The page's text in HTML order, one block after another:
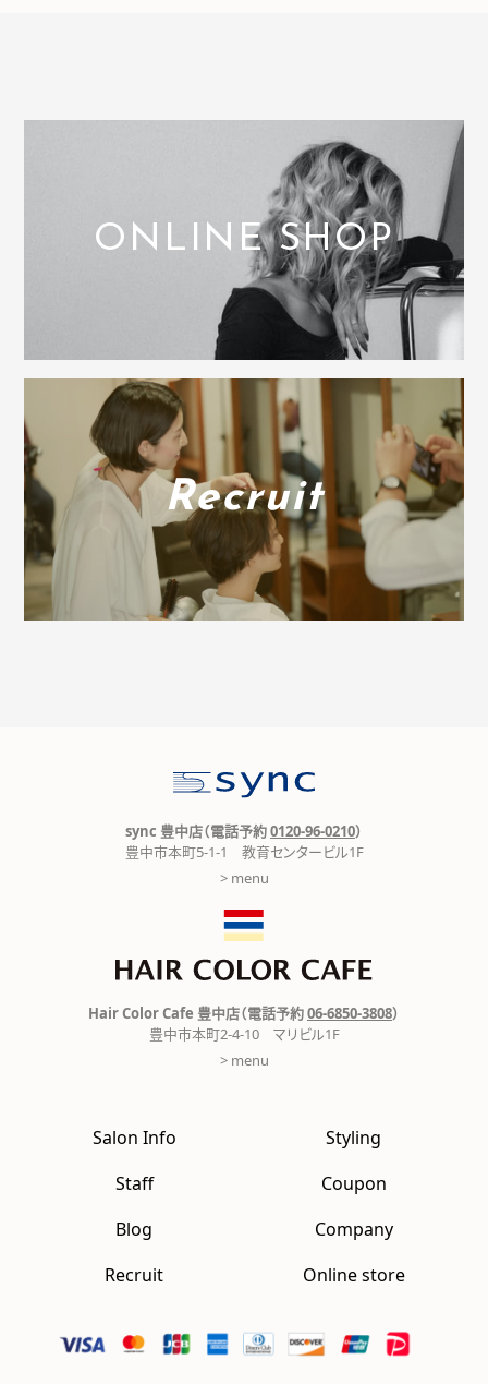
ONLINE SHOP
Recruit
sync 豊中店（電話予約0120-96-0210）
豊中市本町5-1-1 教育センタービル1F
> menu
Hair Color Cafe 豊中店（電話予約06-6850-3808）
豊中市本町2-4-10 マリビル1F
> menu
Salon Info
Styling
Staff
Coupon
Blog
Company
Recruit
Online store